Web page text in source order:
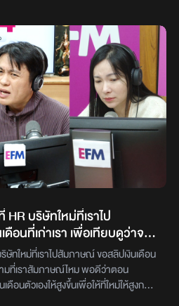
ทุกคนจะได้กินไวขึ้น’ ละเขาก็ไม่เก็ทกับ
หลังจากที่เราอธิบายเจตนาของเราไป
ไปก็ไม่เข้าใจหรอก ลองไปเล่าให้คนอื่นฟัง
ะเข้าใจมากกว่า” หนูเลยอยากถามพี่ ๆ
นูเอาที่หนีบปูไป’ ทางด้านดีเจทั้ง 3 ท่าน
หอม” ให้ความคิดเห็นไปในทางเดียวกันว่า
หญ่ด้วย แต่เข้าใจในมุมของพ่อแม่
เตรียมมาเอง แสดงว่าบ้านเอฟเตรียมตัว
นปู การที่เราไปแล้วเอาที่หนีบไปด้วย
เข้าใจในมุมผู้ปกครองที่คิดว่าตั้งใจเกิน
ด้มองว่าที่หนีบปูมันจำเป็นขนาดนั้น คนกิน
ฉะนั้นมันเป็นความหวังดีที่ไม่จำเป็นต้อง
ย่าง แต่นี่เราไปในฐานะแขก’ ดีเจทั้ง
กทดลองแนะนำให้เอาไป ใส่กระเป๋าไป
งราวทั้งหมดจะเป็นอย่างไร สามารถ
อยากโทรเข้ามาในรายการ Inbox
EFM STATION รับชมรายการ
‘เพิ่งทะเลาะกับแฟนมา แล้วโดนบีบคอ แต่
ต่อ เพราะกลัวเราจะแพ้ คือเราเป็นเมีย
อที่สาม เรื่องราวเกิดขึ้นมาหลายครั้ง แต่ว่า
มา 3 - 4 ปี แล้วก็มีเรื่องมือที่สามมา
เปลี่ยนคนไปเรื่อย ๆ เวลาเราจับได้ เขาก็
มือนว่าพอต่างคนต่างตัดสินใจไปมีคนอื่น
ตัดสินใจมาอยู่กับเขาตั้งแต่เรียนอยู่ จน
าลัยไปด้วย เขาก็คะยั้นคะยอตั้งแต่ปีที่แล้ว
ขา ถ้าเรามาอยู่กับเขา เขาจะปรับปรุงตัว
ปฏิเสธมาตลอด จนกระทั่งสุดท้ายหนู
ครัวหนูเองก็มีปัญหาเลยตัดสินใจมาอยู่
า เรื่องที่ว่าก่อนหน้านี้เราเลิกกันไปแล้ว
ร์กันไปหมดแล้วก่อนที่จะมาอยู่กับเขา
ชายพวกนั้น จนเกิดการทะเลาะกันขึ้นมา
ล้วเขาก็บีบคอเรา คือเขาบีบคอเหมือนเรา
โดยรอบแรกบีบเบา ๆ รอบสองหนักขึ้น
จไม่ออกแล้ว ไม่มีใครห้ามเพราะไม่มี
เบา ๆ ว่า “มึงบีบกูให้ตายไปเลย ให้ตาย
บริษัทใหม่ที่เราไป
อนที่เก่าเรา เพื่อเทียบดูว่าจริง
ม พอดีว่าตอนสัมภาษณ์หนูพูด
ให้สูงขึ้น เพื่อให้ที่ใหม่ให้สูงกว่า
ทใหม่ที่เราไปสัมภาษณ์ ขอสลิปเงินเดือน
ามที่เราสัมภาษณ์ไหม พอดีว่าตอน
นตัวเองให้สูงขึ้นเพื่อให้ที่ใหม่ให้สูงกว่า